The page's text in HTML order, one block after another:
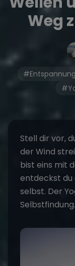
Weg
#Entspannung
Stell dir vor,
der Wind
bist eins mit
entdeckst du
selbst. Der
Selbstfindung.